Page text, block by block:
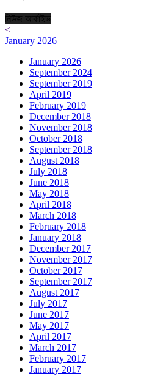
নিউজ আর্কাইভ
<
January 2026
January 2026
September 2024
September 2019
April 2019
February 2019
December 2018
November 2018
October 2018
September 2018
August 2018
July 2018
June 2018
May 2018
April 2018
March 2018
February 2018
January 2018
December 2017
November 2017
October 2017
September 2017
August 2017
July 2017
June 2017
May 2017
April 2017
March 2017
February 2017
January 2017